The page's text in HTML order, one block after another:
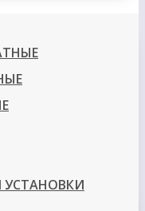
УСТАНОВКИ